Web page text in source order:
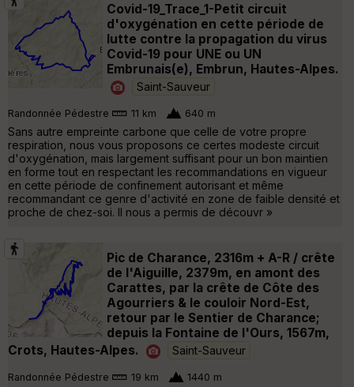
Covid-19_Trace_1-Petit circuit
d'oxygénation en cette période de
lutte contre la propagation du virus
Covid-19 pour UNE ou UN
Embrunais(e), Embrun, Hautes-Alpes.
Saint-Sauveur
Randonnée Pédestre 11 km 640 m
Sans autre empreinte carbone que celle de votre propre
respiration, nous vous proposons ce certes modeste circuit
d'oxygénation, mais largement suffisant pour un bon maintien
en forme tout en respectant les recommandations en vigueur
en cette période de confinement autorisant et même
recommandant ce genre d'activité en zone de faible densité et
proche de chez-soi. Il nous a permis de découvr »
Pic de Charance, 2316m + A-R / crête
de l'Aiguille, 2379m, en amont des
Carattes, par la crête de Côte des
Agourriers & le couloir Nord-Est,
retour par le Sentier de Charance;
depuis la Fontaine de l'Ours, 1567m,
Crots, Hautes-Alpes.
Saint-Sauveur
Randonnée Pédestre 19 km 1440 m